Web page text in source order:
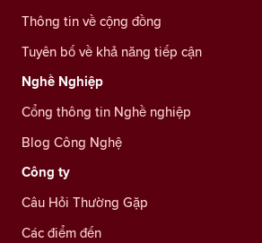
Thông tin về cộng đồng
Tuyên bố về khả năng tiếp cận
Nghề Nghiệp
Cổng thông tin Nghề nghiệp
Blog Công Nghệ
Công ty
Câu Hỏi Thường Gặp
Các điểm đến